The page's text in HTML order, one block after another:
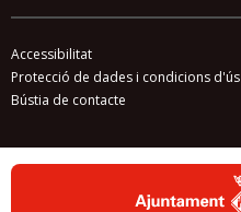
Accessibilitat
Protecció de dades i condicions d'ús
Bústia de contacte